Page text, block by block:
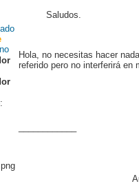
Saludos.
Hola, no necesitas hacer
referido pero no interferirá en